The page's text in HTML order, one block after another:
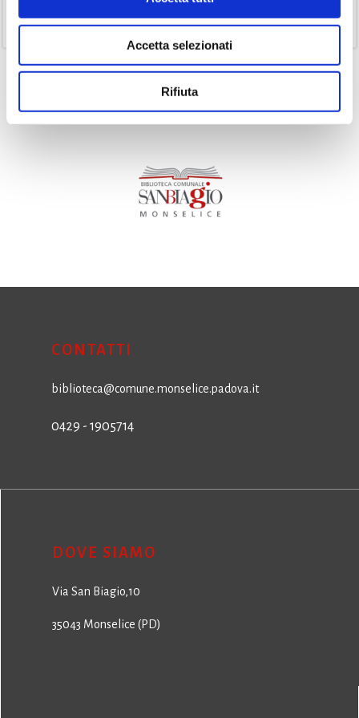
Accetta selezionati
Rifiuta
Volumi(11)
CONTATTI
biblioteca@comune.monselice.padova.it
0429 - 1905714
DOVE SIAMO
Via San Biagio,10
35043 Monselice (PD)